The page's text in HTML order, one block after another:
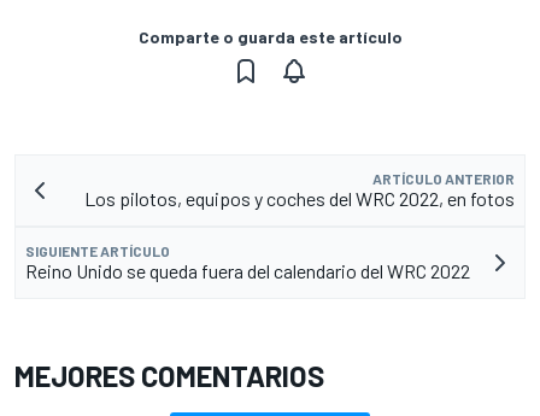
Comparte o guarda este artículo
ARTÍCULO ANTERIOR
Los pilotos, equipos y coches del WRC 2022, en fotos
SIGUIENTE ARTÍCULO
Reino Unido se queda fuera del calendario del WRC 2022
MEJORES COMENTARIOS